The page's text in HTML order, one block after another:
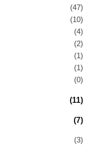
(47)
(10)
(4)
(2)
(1)
(1)
(0)
(11)
(7)
(3)